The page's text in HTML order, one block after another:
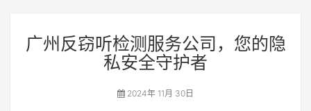
广州反窃听检测服务公司，您的隐
私安全守护者
2024年 11月 30日